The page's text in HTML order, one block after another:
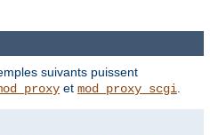
suivants puissent
et mod_proxy_scgi.